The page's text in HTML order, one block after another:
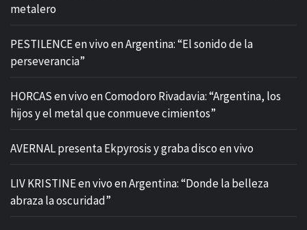
metalero
PESTILENCE en vivo en Argentina: “El sonido de la
perseverancia”
HORCAS en vivo en Comodoro Rivadavia: “Argentina, los
hijos y el metal que conmueve cimientos”
AVERNAL presenta Ekpyrosis y graba disco en vivo
LIV KRISTINE en vivo en Argentina: “Donde la belleza
abraza la oscuridad”